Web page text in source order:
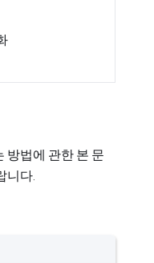
방법에 관한 본 문
니다.